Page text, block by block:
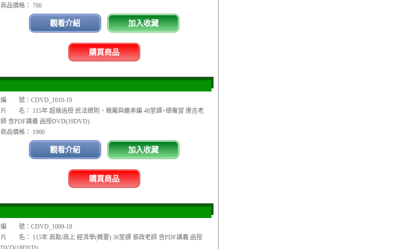
商品價格： 700
觀看介紹 加入收藏
購買商品
編 號：CDVD_1010-19
片 名： 115年 超級函授 民法總則、親屬與繼承編 48堂課+總複習 唐吉老
師 含PDF講義 函授DVD(19DVD)
商品價格： 1900
觀看介紹 加入收藏
購買商品
編 號：CDVD_1009-18
片 名： 115年 高點/高上 經濟學(概要) 36堂課 張政老師 含PDF講義 函授